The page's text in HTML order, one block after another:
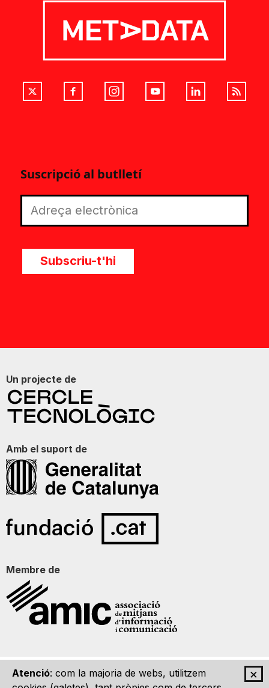
×
Atenció: com la majoria de webs, utilitzem
Suscripció al butlletí
Subscriu-t'hi
Un projecte de
Amb el suport de
Membre de
Qui som Contacte Imatge Gràfica Avís legal